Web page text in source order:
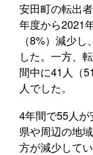
安田町の転出
年度から2021
（8%）減少
した。一方、
間中に41人（
人でした。
4年間で55人
県や周辺の地
方が減少して